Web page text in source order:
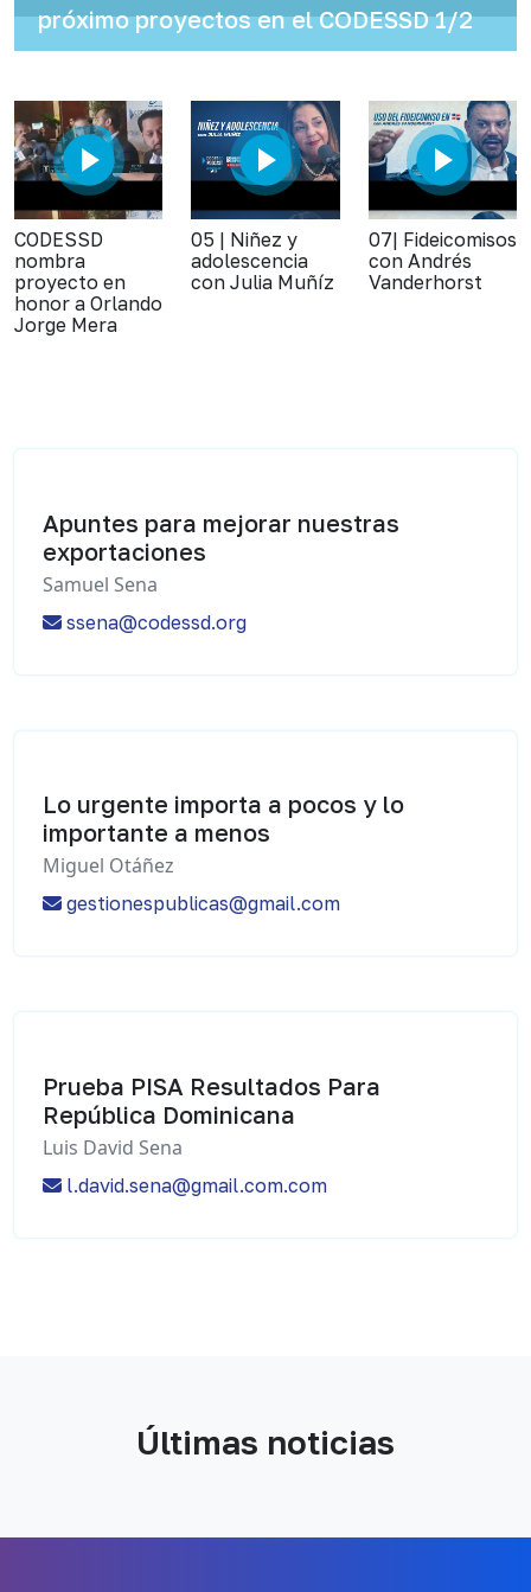
próximo proyectos en el CODESSD 1/2
CODESSD
nombra
proyecto en
honor a Orlando
Jorge Mera
05 | Niñez y
adolescencia
con Julia Muñíz
07| Fideicomisos
con Andrés
Vanderhorst
Apuntes para mejorar nuestras
exportaciones
Samuel Sena
ssena@codessd.org
Lo urgente importa a pocos y lo
importante a menos
Miguel Otáñez
gestionespublicas@gmail.com
Prueba PISA Resultados Para
República Dominicana
Luis David Sena
l.david.sena@gmail.com.com
Últimas noticias